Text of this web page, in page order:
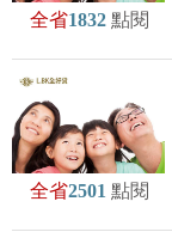
全省1832 點閱
全省2501 點閱